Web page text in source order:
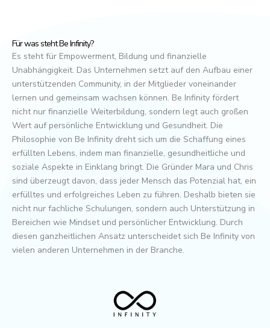
Für was steht Be Infinity?
Es steht für Empowerment, Bildung und finanzielle
Unabhängigkeit. Das Unternehmen setzt auf den Aufbau einer
unterstützenden Community, in der Mitglieder voneinander
lernen und gemeinsam wachsen können. Be Infinity fördert
nicht nur finanzielle Weiterbildung, sondern legt auch großen
Wert auf persönliche Entwicklung und Gesundheit. Die
Philosophie von Be Infinity dreht sich um die Schaffung eines
erfüllten Lebens, indem man finanzielle, gesundheitliche und
soziale Aspekte in Einklang bringt. Die Gründer Mara und Chris
sind überzeugt davon, dass jeder Mensch das Potenzial hat, ein
erfülltes und erfolgreiches Leben zu führen. Deshalb bieten sie
nicht nur fachliche Schulungen, sondern auch Unterstützung in
Bereichen wie Mindset und persönlicher Entwicklung. Durch
diesen ganzheitlichen Ansatz unterscheidet sich Be Infinity von
vielen anderen Unternehmen in der Branche.